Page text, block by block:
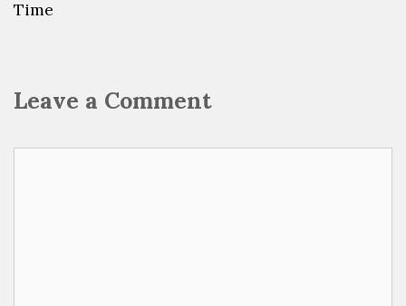
Time
Leave a Comment